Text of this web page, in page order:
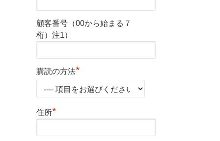
顧客番号（00から始まる７
桁）注1）
購読の方法*
住所*